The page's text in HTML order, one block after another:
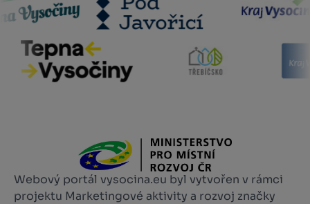
Webový portál vysocina.eu byl vytvořen v rámci
projektu Marketingové aktivity a rozvoj značky